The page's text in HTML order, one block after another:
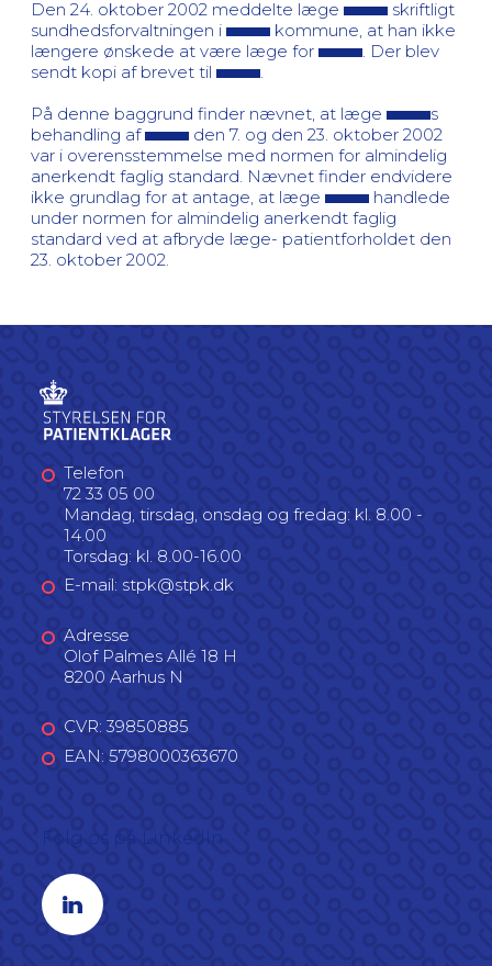
Den 24. oktober 2002 meddelte læge
skriftligt
sundhedsforvaltningen i
kommune, at han ikke
længere ønskede at være læge for
. Der blev
sendt kopi af brevet til
På denne baggrund finder nævnet, at læge
s
behandling af
den 7. og den 23. oktober 2002
var i overensstemmelse med normen for almindelig
anerkendt faglig standard. Nævnet finder endvidere
ikke grundlag for at antage, at læge
handlede
under normen for almindelig anerkendt faglig
standard ved at afbryde læge- patientforholdet den
23. oktober 2002.
Telefon
72 33 05 00
Mandag, tirsdag, onsdag og fredag: kl. 8.00 -
14.00
Torsdag: kl. 8.00-16.00
E-mail: stpk@stpk.dk
Adresse
Olof Palmes Allé 18 H
8200 Aarhus N
CVR: 39850885
EAN: 5798000363670
Linkedin profil